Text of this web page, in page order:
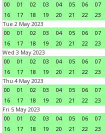
00
01 02 03 04 05 06 07
16
17 18 19 20 21 22
23
Tue 2 May 2023
00
01 02 03 04 05 06 07
16
17 18 19 20 21 22
23
Wed 3 May 2023
00
01 02 03 04 05 06 07
16
17 18 19 20 21 22
23
Thu 4 May 2023
00
01 02 03 04 05 06 07
16
17 18 19 20 21 22
23
Fri 5 May 2023
00
01 02 03 04 05 06 07
16
17 18 19 20 21 22
23